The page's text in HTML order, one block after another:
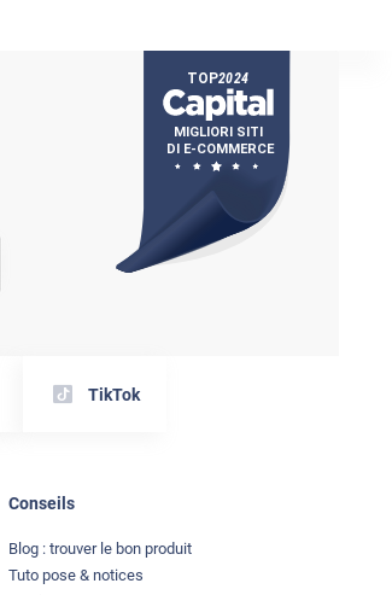
TikTok
Conseils
Blog : trouver le bon produit
Tuto pose & notices